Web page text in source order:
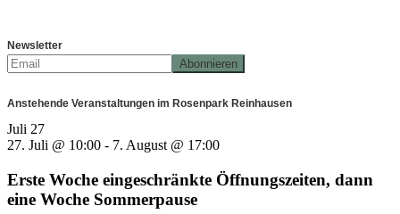
Newsletter
Anstehende Veranstaltungen im Rosenpark Reinhausen
Juli 27
27. Juli @ 10:00 - 7. August @ 17:00
Erste Woche eingeschränkte Öffnungszeiten, dann
eine Woche Sommerpause